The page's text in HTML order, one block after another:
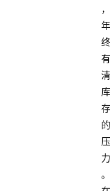
，
年
终
有
清
库
存
的
压
力
。